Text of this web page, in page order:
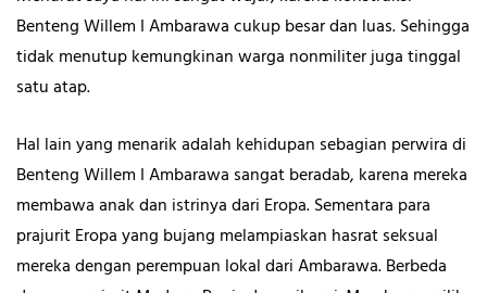
Benteng Willem I Ambarawa cukup besar dan luas. Sehingga
tidak menutup kemungkinan warga nonmiliter juga tinggal
satu atap.
Hal lain yang menarik adalah kehidupan sebagian perwira di
Benteng Willem I Ambarawa sangat beradab, karena mereka
membawa anak dan istrinya dari Eropa. Sementara para
prajurit Eropa yang bujang melampiaskan hasrat seksual
mereka dengan perempuan lokal dari Ambarawa. Berbeda